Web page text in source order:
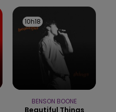
FM
10h18
10h18
BENSON BOONE